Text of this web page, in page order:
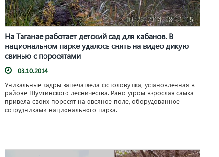
На Таганае работает детский сад для кабанов. В
национальном парке удалось снять на видео дикую
свинью с поросятами
08.10.2014
Уникальные кадры запечатлела фотоловушка, установленная в
районе Шумгинского лесничества. Рано утром взрослая самка
привела своих поросят на овсяное поле, оборудованное
сотрудниками национального парка.